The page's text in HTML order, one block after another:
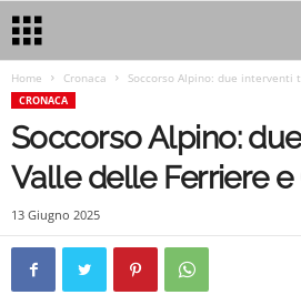
Home Cronaca Soccorso Alpino: due
CRONACA
Soccorso Alpino:
Valle delle Ferriere
13 Giugno 2025